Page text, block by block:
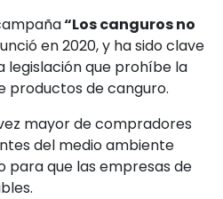
“Los canguros no
en 2020, y ha sido clave
legislación que prohíbe la
productos de canguro.
mayor de compradores
del medio ambiente
para que las empresas de